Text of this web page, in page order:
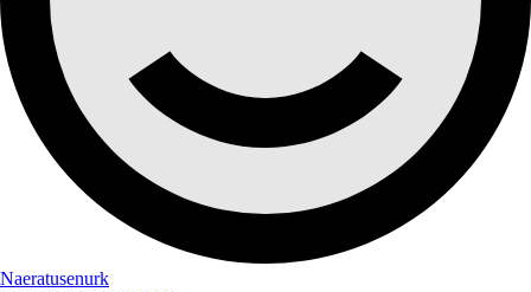
Naeratusenurk